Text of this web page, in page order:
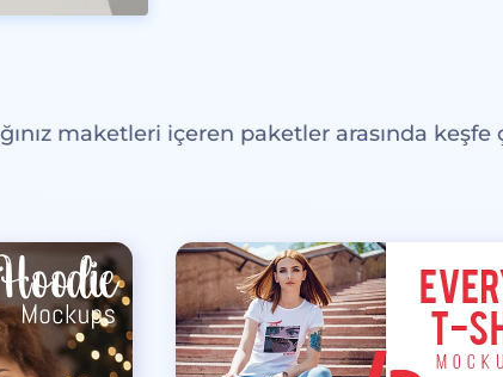
maketleri içeren paketler arasında keşfe